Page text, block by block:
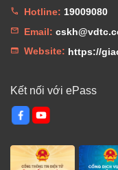
Hotline: 19009080
Email:
Website: https://
Kết nối với ePass